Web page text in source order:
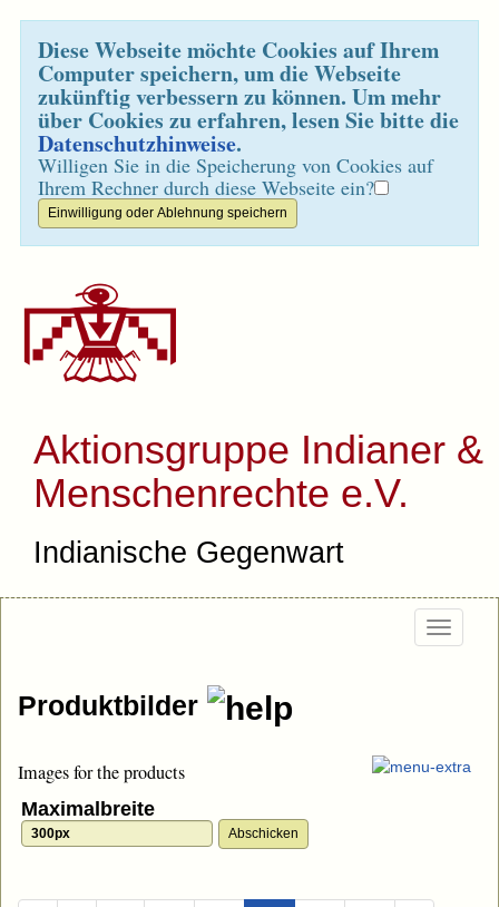
Diese Webseite möchte Cookies auf Ihrem
Computer speichern, um die Webseite
zukünftig verbessern zu können. Um mehr
über Cookies zu erfahren, lesen Sie bitte die
Datenschutzhinweise.
Willigen Sie in die Speicherung von Cookies auf
Ihrem Rechner durch diese Webseite ein?
Aktionsgruppe Indianer &
Menschenrechte e.V.
Indianische Gegenwart
Produktbilder
Images for the products
Maximalbreite